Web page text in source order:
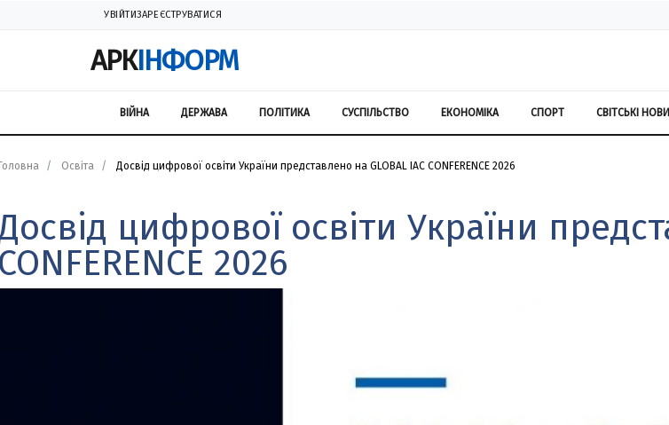
УВІЙТИЗАРЕЄСТРУВАТИСЯ
АРКІНФОРМ
ВІЙНА ДЕРЖАВА ПОЛІТИКА СУСПІЛЬСТВО ЕКОНОМІКА СПОРТ СВІТСЬКІ
Освіта Досвід цифрової освіти України представлено на GLOBAL IAC CONFERENCE 2026
цифрової освіти України
2026